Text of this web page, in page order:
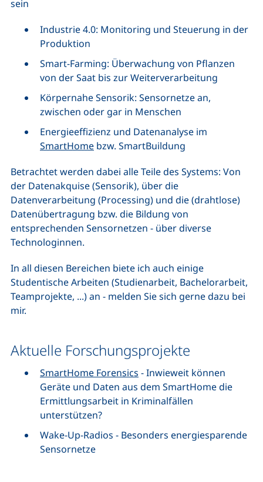
sein
Industrie 4.0: Monitoring und Steuerung in der
Produktion
Smart-Farming: Überwachung von Pflanzen
von der Saat bis zur Weiterverarbeitung
Körpernahe Sensorik: Sensornetze an,
zwischen oder gar in Menschen
Energieeffizienz und Datenanalyse im
SmartHome bzw. SmartBuildung
Betrachtet werden dabei alle Teile des Systems: Von
der Datenakquise (Sensorik), über die
Datenverarbeitung (Processing) und die (drahtlose)
Datenübertragung bzw. die Bildung von
entsprechenden Sensornetzen - über diverse
Technologinnen.
In all diesen Bereichen biete ich auch einige
Studentische Arbeiten (Studienarbeit, Bachelorarbeit,
Teamprojekte, ...) an - melden Sie sich gerne dazu bei
mir.
Aktuelle Forschungsprojekte
SmartHome Forensics - Inwieweit können
Geräte und Daten aus dem SmartHome die
Ermittlungsarbeit in Kriminalfällen
unterstützen?
Wake-Up-Radios - Besonders energiesparende
Sensornetze